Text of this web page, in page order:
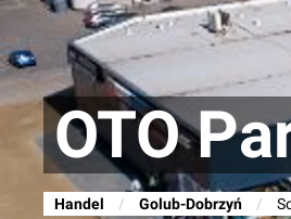
OTO
Handel / Golub-Dobrzyń /